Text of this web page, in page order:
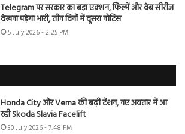
Telegram पर सरकार का बड़ा एक्शन, फिल्में और वेब सीरीज
देखना पड़ेगा भारी, तीन दिनों में दूसरा नोटिस
5 July 2026 - 2:25 PM
Honda City और Verna की बढ़ी टेंशन, नए अवतार में आ
रही Skoda Slavia Facelift
30 July 2026 - 7:48 PM